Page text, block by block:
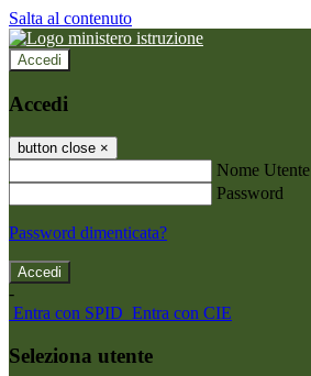
Salta al contenuto
Accedi
Accedi
button close ×
Nome Utente
Password
Password dimenticata?
-
Entra con SPID Entra con CIE
Seleziona utente